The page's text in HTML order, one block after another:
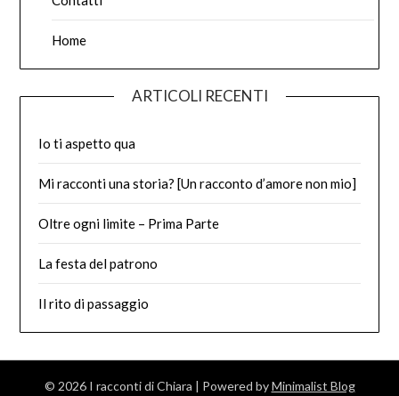
Home
ARTICOLI RECENTI
Io ti aspetto qua
Mi racconti una storia? [Un racconto d’amore non mio]
Oltre ogni limite – Prima Parte
La festa del patrono
Il rito di passaggio
© 2026 I racconti di Chiara | Powered byMinimalist Blog